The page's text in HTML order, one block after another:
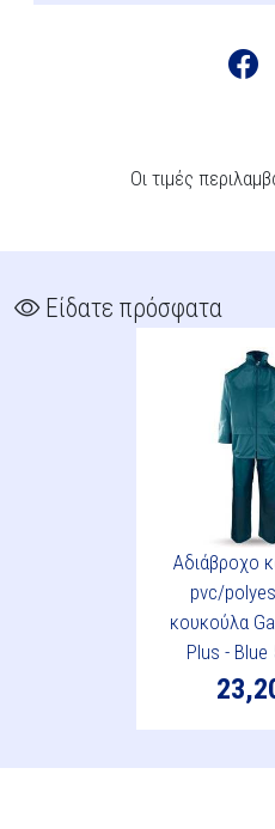
Οι τιμές
Είδατε πρόσφατα
Αδιάβροχο
pvc/
κουκούλα
Plus - Blue